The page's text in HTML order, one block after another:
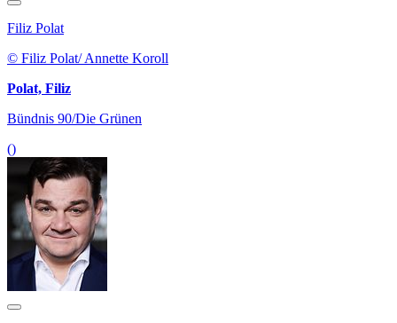
Filiz Polat
© Filiz Polat/ Annette Koroll
Polat, Filiz
Bündnis 90/Die Grünen
()